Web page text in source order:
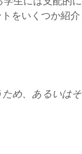
をいくつか紹介
め、あるいは